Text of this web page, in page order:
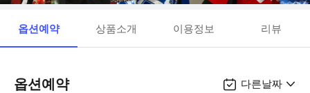
옵션예약 상품소개 이용정보 리뷰
옵션예약 다른날짜